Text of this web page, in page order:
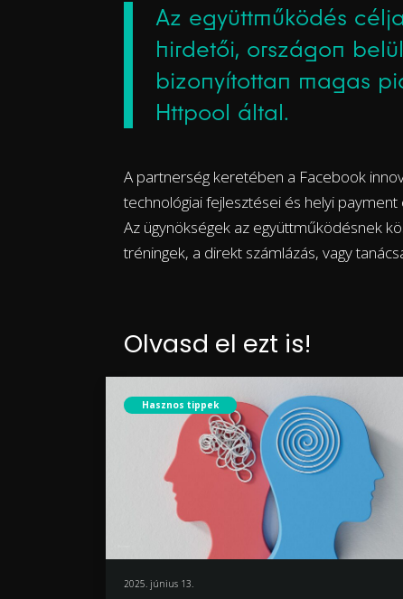
Az együttműködés
hirdetői, országon
bizonyítottan magas
Httpool által.
A partnerség keretében a Facebook
technológiai fejlesztései és helyi
Az ügynökségek az együttműködésnek
tréningek, a direkt számlázás, vagy
Olvasd el ezt is!
Hasznos tippek
2025. június 13.